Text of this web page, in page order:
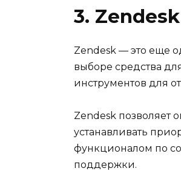
3. Zendesk
Zendesk — это еще
выборе средства
инструментов для
Zendesk позволяет
устанавливать
функционалом по
поддержки.